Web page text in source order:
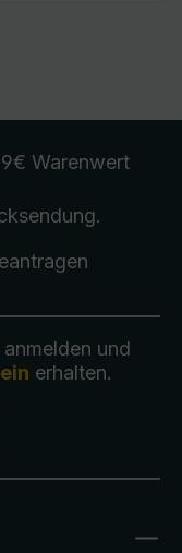
Warenwert
.
und
erhalten.